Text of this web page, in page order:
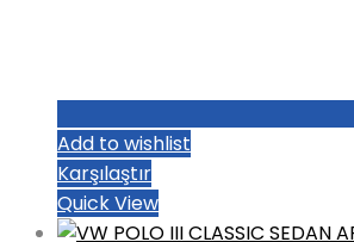
Add to wishlist
Karşılaştır
Quick View